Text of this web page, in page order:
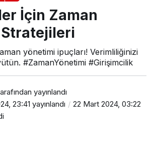
İçin Zaman
yönetimi ipuçları! Verimliliğinizi
#ZamanYönetimi #Girişimcilik
yayınlandı
23:41 yayınlandı
22 Mart 2024, 03:22